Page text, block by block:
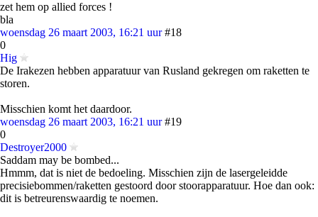
zet hem op allied forces !
bla
woensdag 26 maart 2003, 16:21 uur #18
0
Hig
De Irakezen hebben apparatuur van Rusland gekregen om raketten te
storen.
Misschien komt het daardoor.
woensdag 26 maart 2003, 16:21 uur #19
0
Destroyer2000
Saddam may be bombed...
Hmmm, dat is niet de bedoeling. Misschien zijn de lasergeleidde
precisiebommen/raketten gestoord door stoorapparatuur. Hoe dan ook:
dit is betreurenswaardig te noemen.